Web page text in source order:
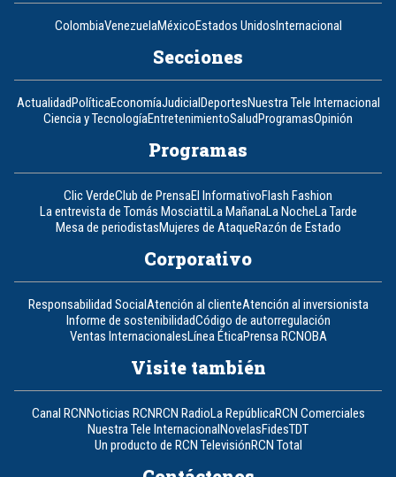
ColombiaVenezuelaMéxicoEstados UnidosInternacional
Secciones
ActualidadPolíticaEconomíaJudicialDeportesNuestra Tele Internacional
Ciencia y TecnologíaEntretenimientoSaludProgramasOpinión
Programas
Clic VerdeClub de PrensaEl InformativoFlash Fashion
La entrevista de Tomás MosciattiLa MañanaLa NocheLa Tarde
Mesa de periodistasMujeres de AtaqueRazón de Estado
Corporativo
Responsabilidad SocialAtención al clienteAtención al inversionista
Informe de sostenibilidadCódigo de autorregulación
Ventas InternacionalesLínea ÉticaPrensa RCNOBA
Visite también
Canal RCNNoticias RCNRCN RadioLa RepúblicaRCN Comerciales
Nuestra Tele InternacionalNovelasFidesTDT
Un producto de RCN TelevisiónRCN Total